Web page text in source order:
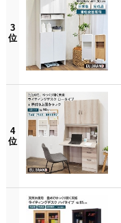
3
位
4
位